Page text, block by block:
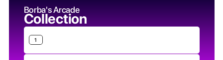
Borba's Arcade
Collection
1